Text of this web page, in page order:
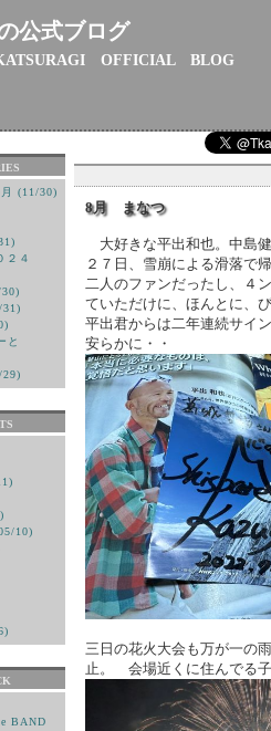
公式ブログ
OFFICIAL BLOG
(11/30)
４
と
10)
BAND
8月 まなつ
大好きな平出和也。中島
２７日、雪崩による滑落で
二人のファンだったし、４
ていただけに、ほんとに
平出君からは二年連続サイ
安らかに・・
三日の花火大会も万が一の
止。 会場近くに住んでる